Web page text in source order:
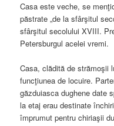
Casa este veche, se
păstrate „de la sfârşitul
sfârşitul secolului XVIII.
Petersburgul acelei vremi.
Casa, clădită de strămoşii
funcţiunea de locuire.
găzduiasca dughene date
la etaj erau destinate
împrumut pentru chiriaşii